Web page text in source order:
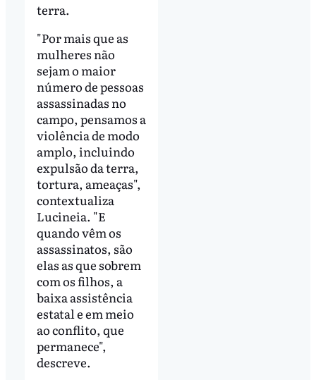
terra.
"Por mais que as
mulheres não
sejam o maior
número de pessoas
assassinadas no
campo, pensamos a
violência de modo
amplo, incluindo
expulsão da terra,
tortura, ameaças",
contextualiza
Lucineia. "E
quando vêm os
assassinatos, são
elas as que sobrem
com os filhos, a
baixa assistência
estatal e em meio
ao conflito, que
permanece",
descreve.